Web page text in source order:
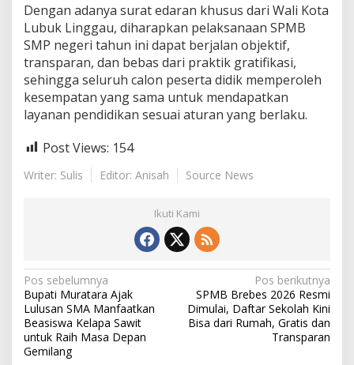
Dengan adanya surat edaran khusus dari Wali Kota
Lubuk Linggau, diharapkan pelaksanaan SPMB
SMP negeri tahun ini dapat berjalan objektif,
transparan, dan bebas dari praktik gratifikasi,
sehingga seluruh calon peserta didik memperoleh
kesempatan yang sama untuk mendapatkan
layanan pendidikan sesuai aturan yang berlaku.
Post Views: 154
Writer: Sulis Editor: Anisah Source News
Ikuti Kami
N
a
v
i
Pos sebelumnya
Bupati Muratara Ajak
Lulusan SMA Manfaatkan
Beasiswa Kelapa Sawit
untuk Raih Masa Depan
Gemilang
Pos berikutnya
SPMB Brebes 2026 Resmi
Dimulai, Daftar Sekolah Kini
Bisa dari Rumah, Gratis dan
Transparan